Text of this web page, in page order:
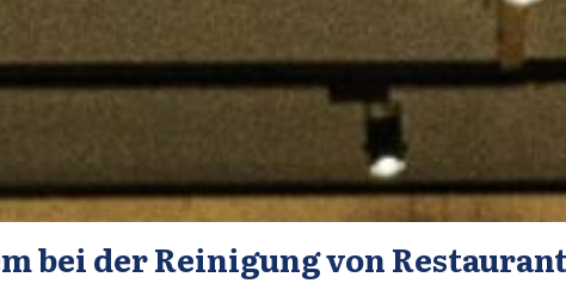
bei der Reinigung von